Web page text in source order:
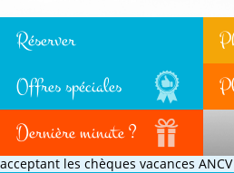
Réserver
Offres spéciales
Dernière minute ?
acceptant les chèques vacances ANCV